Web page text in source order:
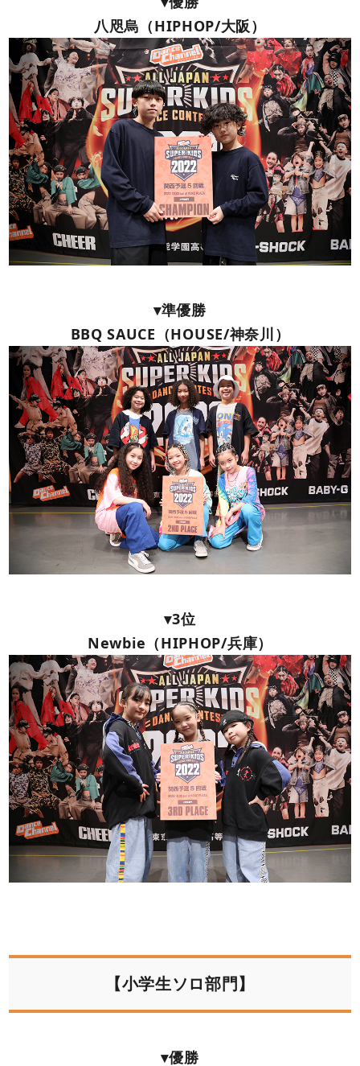
八咫烏（HIPHOP/大阪）
▾準優勝
BBQ SAUCE（HOUSE/神奈川）
▾3位
Newbie（HIPHOP/兵庫）
【小学生ソロ部門】
▾優勝